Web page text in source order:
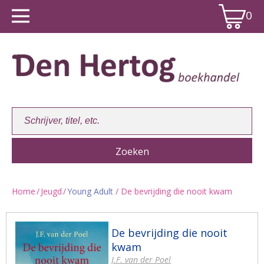
0
Home/Jeugd/Young Adult / De bevrijding die nooit kwam
De bevrijding die nooit
kwam
J.F. van der Poel